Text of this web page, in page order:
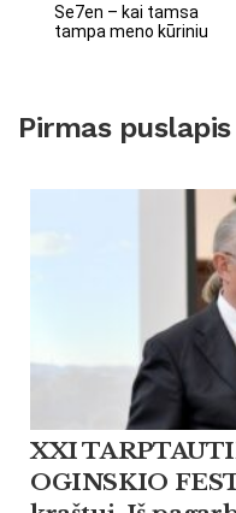
Se7en – kai tamsa
tampa meno kūriniu
Pirmas puslapis
XXI
OGINSKIO